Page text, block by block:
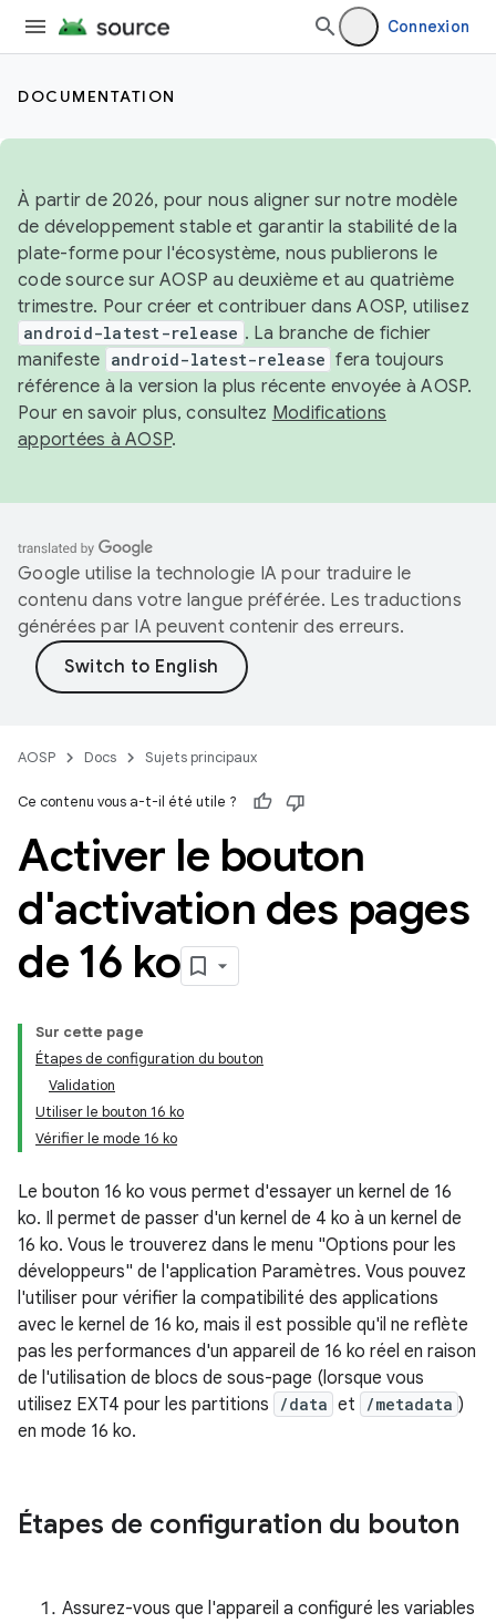
Connexion
DOCUMENTATION
À partir de 2026, pour nous aligner sur notre modèle
de développement stable et garantir la stabilité de la
plate-forme pour l'écosystème, nous publierons le
code source sur AOSP au deuxième et au quatrième
trimestre. Pour créer et contribuer dans AOSP, utilisez
android-latest-release . La branche de fichier
manifeste android-latest-release fera toujours
référence à la version la plus récente envoyée à AOSP.
Pour en savoir plus, consultez Modifications
apportées à AOSP.
Google utilise la technologie IA pour traduire le
contenu dans votre langue préférée. Les traductions
générées par IA peuvent contenir des erreurs.
AOSP Docs Sujets principaux
Ce contenu vous a-t-il été utile ?
Activer le bouton
d'activation des pages
de 16 ko
Sur cette page
Étapes de configuration du bouton
Validation
Utiliser le bouton 16 ko
Vérifier le mode 16 ko
Le bouton 16 ko vous permet d'essayer un kernel de 16
ko. Il permet de passer d'un kernel de 4 ko à un kernel de
16 ko. Vous le trouverez dans le menu "Options pour les
développeurs" de l'application Paramètres. Vous pouvez
l'utiliser pour vérifier la compatibilité des applications
avec le kernel de 16 ko, mais il est possible qu'il ne reflète
pas les performances d'un appareil de 16 ko réel en raison
de l'utilisation de blocs de sous-page (lorsque vous
utilisez EXT4 pour les partitions
/data et /metadata )
en mode 16 ko.
Étapes de configuration du bouton
Assurez-vous que l'appareil a configuré les variables